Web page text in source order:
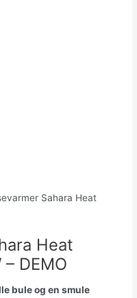
Sahara Heat
Heat
DEMO
bule og en smule